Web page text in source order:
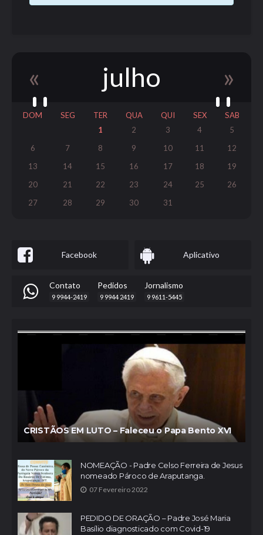
« julho »
DOM SEG TER QUA QUI SEX
SAB
1
2 3 4
5
6
7 8 9 10 11
12
13
14 15 16 17 18
19
20
21 22 23 24 25
26
27
28 29 30 31
Facebook Aplicativo
Contato
9 9944-2419
Pedidos
9 9944 2419
Jornalismo
9 9611-5445
CRISTÃOS EM LUTO – Faleceu o Papa Bento XVI
NOMEAÇÃO - Padre Celso Ferreira de Jesus
nomeado Pároco de Araputanga.
07 Fevereiro 2022
PEDIDO DE ORAÇÃO – Padre José Maria
Basílio diagnosticado com Covid-19